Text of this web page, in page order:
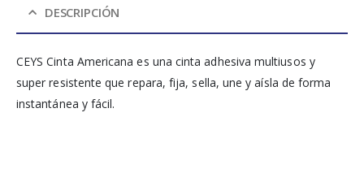
DESCRIPCIÓN
CEYS Cinta Americana es una cinta adhesiva multiusos y
super resistente que repara, fija, sella, une y aísla de forma
instantánea y fácil.